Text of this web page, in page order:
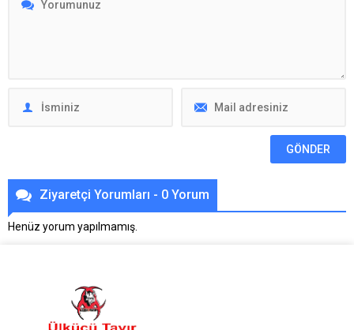
Ziyaretçi Yorumları - 0 Yorum
Henüz yorum yapılmamış.